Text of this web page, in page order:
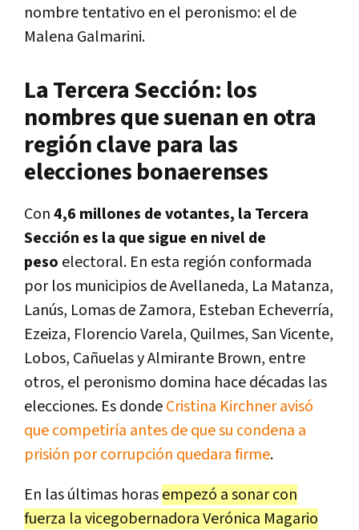
nombre tentativo en el peronismo: el de
Malena Galmarini.
La Tercera Sección: los
nombres que suenan en otra
región clave para las
elecciones bonaerenses
Con4,6 millones de votantes, la Tercera
Sección es la que sigue en nivel de
peso electoral. En esta región conformada
por los municipios de Avellaneda, La Matanza,
Lanús, Lomas de Zamora, Esteban Echeverría,
Ezeiza, Florencio Varela, Quilmes, San Vicente,
Lobos, Cañuelas y Almirante Brown, entre
otros, el peronismo domina hace décadas las
elecciones. Es dondeCristina Kirchner avisó
que competiría antes de que su condena a
prisión por corrupción quedara firme.
En las últimas horasempezó a sonar con
fuerza la vicegobernadora Verónica Magario